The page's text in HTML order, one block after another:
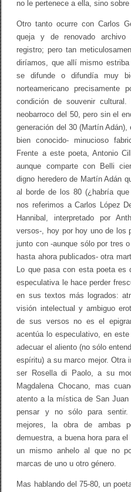
no le pertenece a ella, sino
Otro tanto ocurre con Carlos
queja y de renovado archivo
registro; pero tan
diríamos, que allí mismo
se difunde o difundía muy
norteamericano
condición de souvenir
neobarroco del 50, pero sin el
generación del 30 (Martín
bien conocido- minucioso
Frente a este poeta, Antonio
aunque comparte con Belli
digno heredero de Martín Adán
al borde de los 80 (¿habría
nos referimos a Carlos López
Hannibal, interpretado por
versos-, hoy por hoy uno de los
junto con -aunque sólo por tres
hasta ahora publicados- otra
Lo que pasa con esta poeta es
especulativa le hace perder
en sus textos más logrados:
visión intelectual y ambiguo
de sus versos no es el
acentúa lo especulativo, en
adecuar el aliento (no sólo
espíritu) a su marco mejor. Otra
ser Rosella di Paolo, a su
Magdalena Chocano, mas
atento a la mística de San
pensar y no sólo para
mejores, la obra de ambas
demuestra, a buena hora para
un mismo anhelo al que no
marcas de uno u otro género.
Mas hablando del 75-80, un